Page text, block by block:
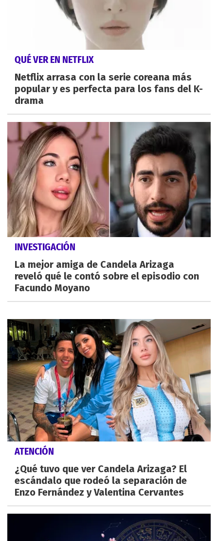
QUÉ VER EN NETFLIX
Netflix arrasa con la serie coreana más
popular y es perfecta para los fans del K-
drama
INVESTIGACIÓN
La mejor amiga de Candela Arizaga
reveló qué le contó sobre el episodio con
Facundo Moyano
ATENCIÓN
¿Qué tuvo que ver Candela Arizaga? El
escándalo que rodeó la separación de
Enzo Fernández y Valentina Cervantes